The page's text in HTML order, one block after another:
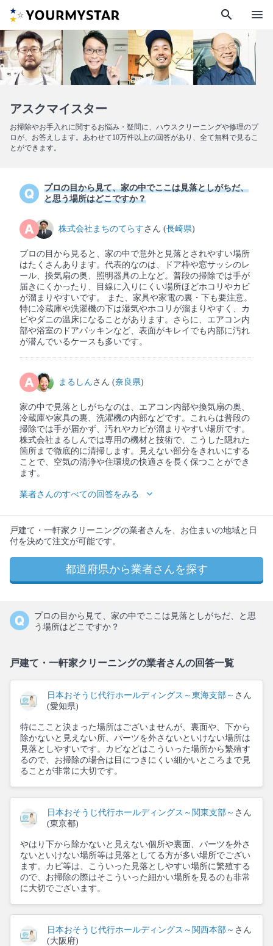
search menu
アスクマイスター
お掃除やお手入れに関するお悩み・疑問に、ハウスクリーニングや修理のプ
ロが、お答えします。あわせて10万件以上の回答があり、全て無料で見るこ
とができます。
プロの目から見て、家の中でここは見落としがちだ、
と思う場所はどこですか？
株式会社まちのてらす さん (長崎県)
プロの目から見ると、家の中で意外と見落とされやすい場所
はたくさんあります。代表的なのは、ドア枠や窓サッシのレ
ール、換気扇の奥、照明器具の上など。普段の掃除では手が
届きにくかったり、目線に入りにくい場所ほどホコリやカビ
が溜まりやすいです。 また、家具や家電の裏・下も要注意。
特に冷蔵庫や洗濯機の下は湿気やホコリが溜まりやすく、カ
ビやダニの温床になることがあります。さらに、エアコン内
部や浴室のドアパッキンなど、表面がキレイでも内部に汚れ
が潜んでいるケースも多いです。
まるしん さん (奈良県)
家の中で見落としがちなのは、エアコン内部や換気扇の奥、
冷蔵庫や家具の裏、洗濯機の内部などです。これらは普段の
掃除では手が届かず、汚れやカビが溜まりやすい場所です。
株式会社まるしんでは専用の機材と技術で、こうした隠れた
箇所まで徹底的に清掃します。見えない部分をきれいにする
ことで、空気の清浄や住環境の快適さを長く保つことができ
ます。
業者さんのすべての回答をみる
戸建て・一軒家クリーニングの業者さんを、お住まいの地域と日
付を決めて注文が可能です。
都道府県から業者さんを探す
プロの目から見て、家の中でここは見落としがちだ、と思
う場所はどこですか？
戸建て・一軒家クリーニングの業者さんの回答一覧
日本おそうじ代行ホールディングス～東海支部～ さん
(愛知県)
特にここと決まった場所はございませんが、裏面や、下から
除かないと見えない所、パーツを外さないといけない場所は
見落としやすいです。カビなどはこういった場所から繁殖す
るので、お掃除の場合は目につきにくい細かいところまで見
ることが非常に大切です。
日本おそうじ代行ホールディングス～関東支部～ さん
(東京都)
やはり下から除かないと見えない個所や裏面、パーツを外さ
ないといけない場所等は見落としてる方が多い場所でござい
ます。カビ等は、こういった見落としやすい場所に繁殖する
ので、お掃除の際はそこういった細かい場所を見るのも非常
に大切でございます。
日本おそうじ代行ホールディングス～関西本部～ さん
(大阪府)